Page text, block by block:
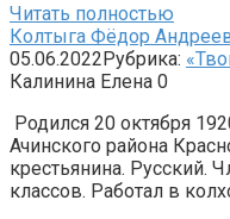
Читать полностью
Колтыга Фёдор
05.06.2022Рубрика:
Калинина Елена 0
Родился 20 октября
Ачинского района
крестьянина. Русский.
классов. Работал в